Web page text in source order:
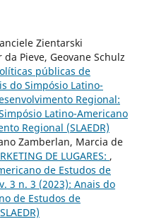
Zientarski
Pieve, Geovane Schulz
públicas de
do Simpósio Latino-
Regional:
Latino-Americano
Regional (SLAEDR)
Zamberlan, Marcia de
DE LUGARES: ,
de Estudos de
3 n. 3 (2023): Anais do
de Estudos de